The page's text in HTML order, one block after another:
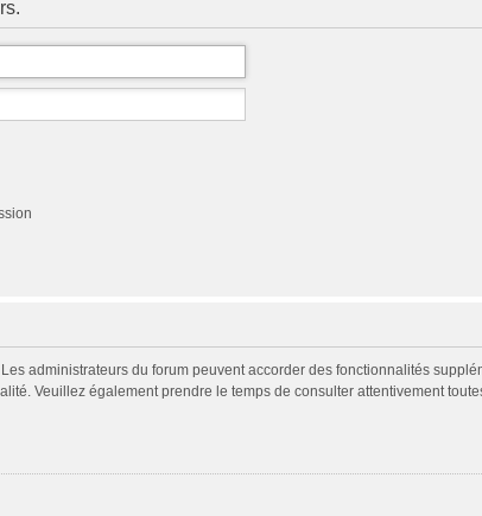
administrateurs du forum peuvent accorder des fonctionnalités
Veuillez également prendre le temps de consulter attentivement